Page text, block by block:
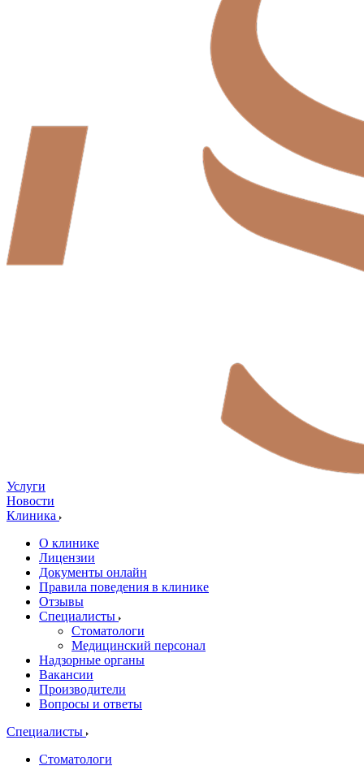
Услуги
Новости
Клиника
О клинике
Лицензии
Документы онлайн
Правила поведения в клинике
Отзывы
Специалисты
Стоматологи
Медицинский персонал
Надзорные органы
Вакансии
Производители
Вопросы и ответы
Специалисты
Стоматологи